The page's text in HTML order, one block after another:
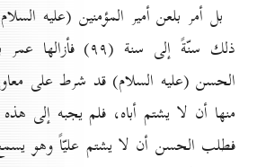
بل أمر بلعن أمير المؤمنين (عليه
ذلك سنّةً إلى سنة (۹۹)
الحسن (عليه السلام) قد شرط على
منها أن لا يشتم أباه، فلم يجبه إلى
فطلب الحسن أن لا يشتم عليّاً وهو